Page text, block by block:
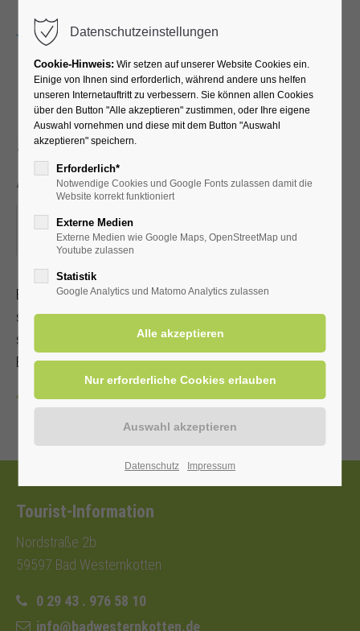
EFT Klopfakupressur -
Selbsthilfe bei Stress und
Angst
11.06.2025, 19:00
ORT: KURHALLE
EFT Klopfakupressur ist eine anerkannte Heilmethode, die
schnell erlernbar ist. Sie kann bei körperlichen und
seelischen Problemen eingesetzt werden.Mit Kur-/
Einwohnerkarte 6,00 €, ohne 9,00 €
Zurück
Tourist-Information
Nordstraße 2b
59597 Bad Westernkotten
0 29 43 . 976 58 10
info@badwesternkotten.de
Datenschutzeinstellungen
Cookie-Hinweis: Wir setzen auf unserer Website Cookies ein.
Einige von Ihnen sind erforderlich, während andere uns helfen
unseren Internetauftritt zu verbessern. Sie können allen Cookies
über den Button "Alle akzeptieren" zustimmen, oder Ihre eigene
Auswahl vornehmen und diese mit dem Button "Auswahl
akzeptieren" speichern.
Erforderlich*
Notwendige Cookies und Google Fonts zulassen damit die
Website korrekt funktioniert
Externe Medien
Externe Medien wie Google Maps, OpenStreetMap und
Youtube zulassen
Statistik
Google Analytics und Matomo Analytics zulassen
Datenschutz Impressum